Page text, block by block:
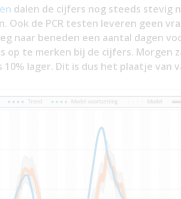
dalen de cijfers nog steeds stevig
Ook de PCR testen leveren geen
naar beneden een aantal dagen
op te merken bij de cijfers. Morgen
10% lager. Dit is dus het plaatje van